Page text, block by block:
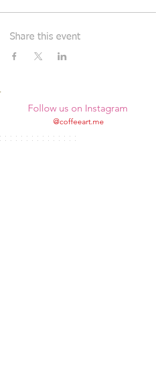
Share this event
Follow us on Instagram
@coffeeart.me